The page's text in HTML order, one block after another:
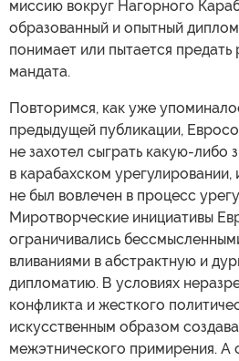
миссию вокруг Нагорного
образованный и опытный
понимает или пытается предать
мандата.
Повторимся, как уже
предыдущей публикации,
не захотел сыграть какую-либо
в карабахском
не был вовлечен в процесс
Миротворческие инициативы
ограничивались
вливаниями в абстрактную и
дипломатию. В условиях
конфликта и жесткого
искусственным образом
межэтнического примирения. А